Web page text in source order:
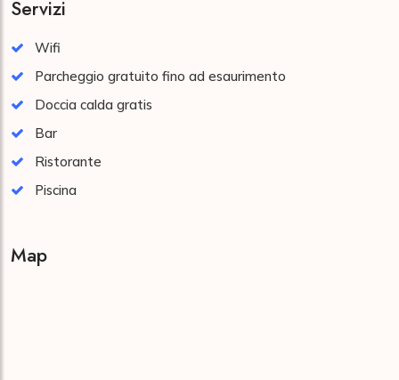
Servizi
Wifi
Parcheggio gratuito fino ad esaurimento
Doccia calda gratis
Bar
Ristorante
Piscina
Map